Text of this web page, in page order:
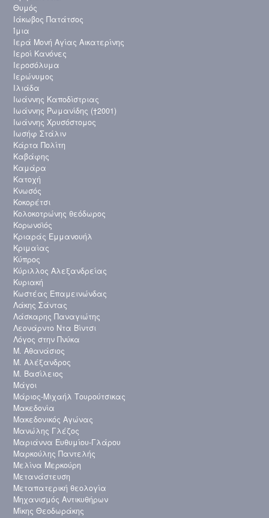
Θυμός
Ιάκωβος Πατάτσος
Ίμια
Ιερά Μονή Αγίας Αικατερίνης
Ιεροί Κανόνες
Ιεροσόλυμα
Ιερώνυμος
Ιλιάδα
Ιωάννης Καποδίστριας
Ιωάννης Ρωμανίδης (†2001)
Ιωάννης Χρυσόστομος
Ιωσήφ Στάλιν
Κάρτα Πολίτη
Καβάφης
Καμάρα
Κατοχή
Κνωσός
Κοκορέτσι
Κολοκοτρώνης θεόδωρος
Κορωνοϊός
Κριαράς Εμμανουήλ
Κριμαίας
Κύπρος
Κύριλλος Αλεξανδρείας
Κυριακή
Κωστέας Επαμεινώνδας
Λάκης Σάντας
Λάσκαρης Παναγιώτης
Λεονάρντο Ντα Βίντσι
Λόγος στην Πνύκα
Μ. Αθανάσιος
Μ. Αλέξανδρος
Μ. Βασίλειος
Μάγοι
Μάριος-Μιχαήλ Τουρούτσικας
Μακεδονία
Μακεδονικός Αγώνας
Μανώλης Γλέζος
Μαριάννα Ευθυμίου-Γλάρου
Μαρκούλης Παντελής
Μελίνα Μερκούρη
Μετανάστευση
Μεταπατερική θεολογία
Μηχανισμός Αντικυθήρων
Μίκης Θεοδωράκης